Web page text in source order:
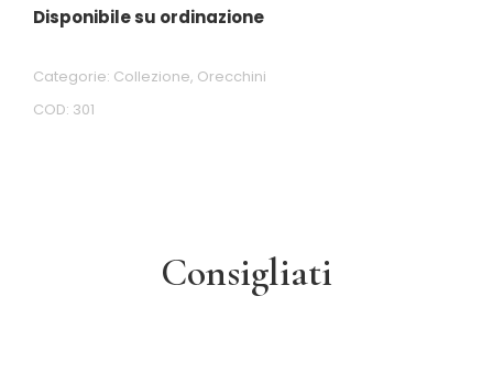
Disponibile su ordinazione
COD: 301
Categorie: Collezione, Orecchini
Consigliati